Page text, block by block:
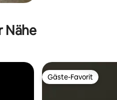
Nähe
Gäste-Favorit
Gäste-Favorit